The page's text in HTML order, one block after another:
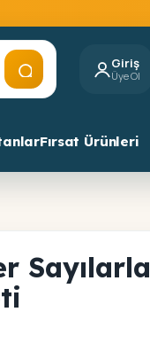
Giriş
Üye Ol
Fırsat Ürünleri
Sayılarla